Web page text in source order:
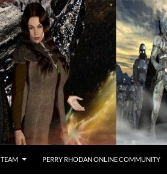
TEAM PERRY RHODAN ONLINE COMMUNITY